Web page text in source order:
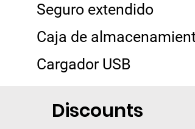
Seguro extendido
Caja de
Cargador USB
Discounts